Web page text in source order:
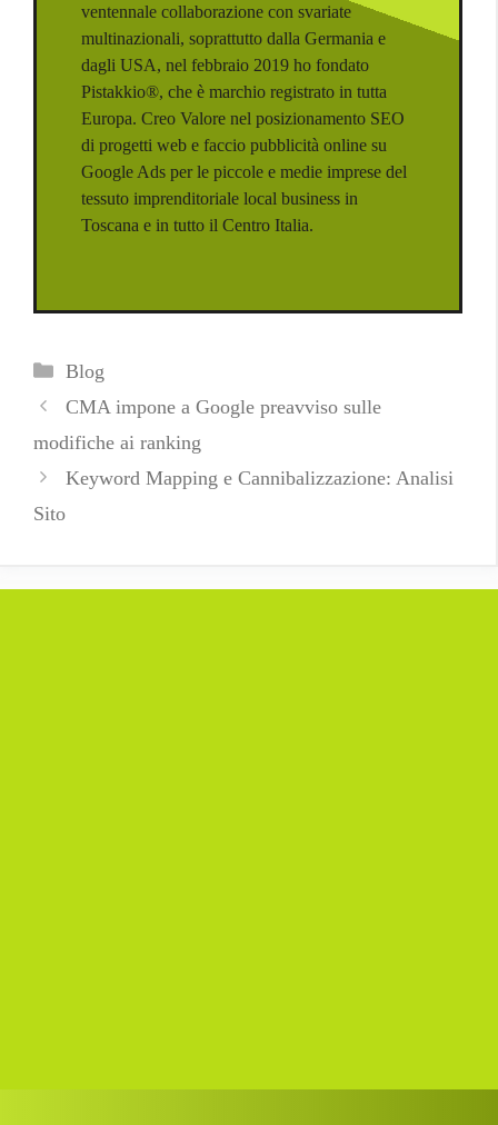
ventennale collaborazione con svariate
multinazionali, soprattutto dalla Germania e
dagli USA, nel febbraio 2019 ho fondato
Pistakkio®, che è marchio registrato in tutta
Europa. Creo Valore nel posizionamento SEO
di progetti web e faccio pubblicità online su
Google Ads per le piccole e medie imprese del
tessuto imprenditoriale local business in
Toscana e in tutto il Centro Italia.
Categorie
Blog
CMA impone a Google preavviso sulle
modifiche ai ranking
Keyword Mapping e Cannibalizzazione: Analisi
Sito